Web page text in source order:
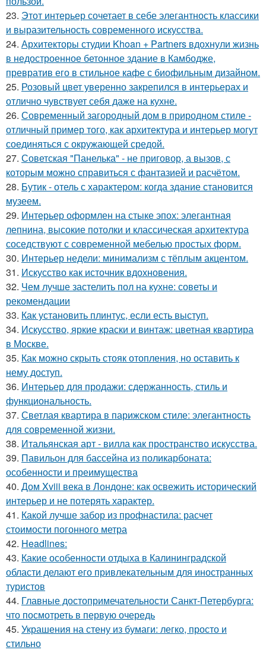
23. Этот интерьер сочетает в себе элегантность классики
и выразительность современного искусства.
24. Архитекторы студии Khoan + Partners вдохнули жизнь
в недостроенное бетонное здание в Камбодже,
превратив его в стильное кафе с биофильным дизайном.
25. Розовый цвет уверенно закрепился в интерьерах и
отлично чувствует себя даже на кухне.
26. Современный загородный дом в природном стиле -
отличный пример того, как архитектура и интерьер могут
соединяться с окружающей средой.
27. Советская "Панелька" - не приговор, а вызов, с
которым можно справиться с фантазией и расчётом.
28. Бутик - отель с характером: когда здание становится
музеем.
29. Интерьер оформлен на стыке эпох: элегантная
лепнина, высокие потолки и классическая архитектура
соседствуют с современной мебелью простых форм.
30. Интерьер недели: минимализм с тёплым акцентом.
31. Искусство как источник вдохновения.
32. Чем лучше застелить пол на кухне: советы и
рекомендации
33. Как установить плинтус, если есть выступ.
34. Искусство, яркие краски и винтаж: цветная квартира
в Москве.
35. Как можно скрыть стояк отопления, но оставить к
нему доступ.
36. Интерьер для продажи: сдержанность, стиль и
функциональность.
37. Светлая квартира в парижском стиле: элегантность
для современной жизни.
38. Итальянская арт - вилла как пространство искусства.
39. Павильон для бассейна из поликарбоната:
особенности и преимущества
40. Дом Xviii века в Лондоне: как освежить исторический
интерьер и не потерять характер.
41. Какой лучше забор из профнастила: расчет
стоимости погонного метра
42. Headlines:
43. Какие особенности отдыха в Калининградской
области делают его привлекательным для иностранных
туристов
44. Главные достопримечательности Санкт-Петербурга:
что посмотреть в первую очередь
45. Украшения на стену из бумаги: легко, просто и
стильно